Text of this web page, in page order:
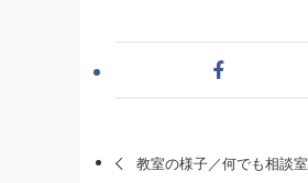
教室の様子／何でも相談室